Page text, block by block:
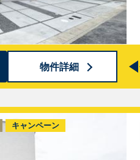
物件詳細
キャンペーン